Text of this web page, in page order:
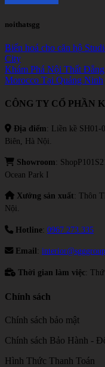
noithatsgg
Biến hoá cho căn hộ
City
Khám Phá Nội Thất
Morocco Tại Quảng Ninh
CÔNG TY CỔ PHẦN
Địa điểm: Liền kề SH01-
Biên, Hà Nội.
Showroom:
Ocean Park I
Xưởng sản xuất: Thôn
Nội.
Hotline: 0967.273.335
Email:
Thời gian làm việc:
Chính sách
Chính sách bảo mật
Chính sách Bảo Hành -
Hình Thức Thanh Toán